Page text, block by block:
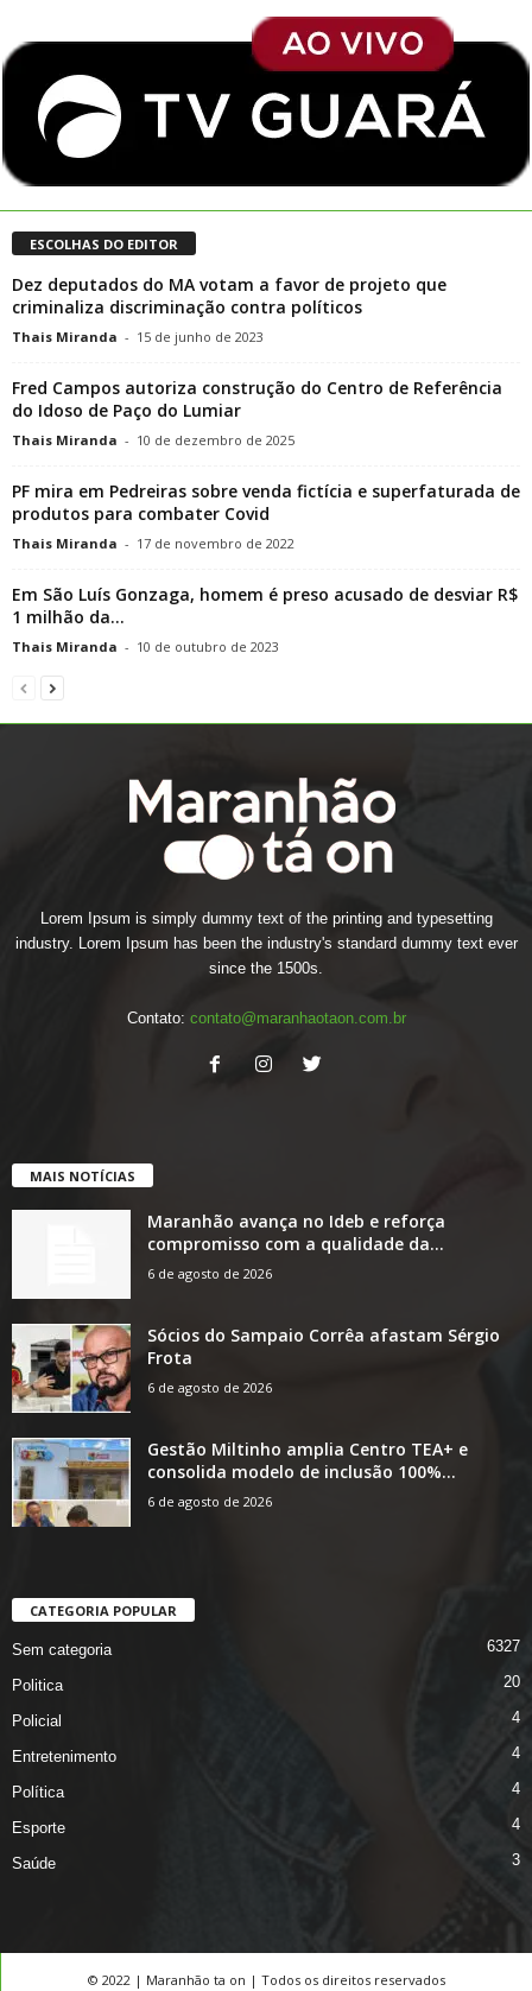
ESCOLHAS DO EDITOR
Dez deputados do MA votam a favor de projeto que
criminaliza discriminação contra políticos
Thais Miranda - 15 de junho de 2023
Fred Campos autoriza construção do Centro de Referência
do Idoso de Paço do Lumiar
Thais Miranda - 10 de dezembro de 2025
PF mira em Pedreiras sobre venda fictícia e superfaturada de
produtos para combater Covid
Thais Miranda - 17 de novembro de 2022
Em São Luís Gonzaga, homem é preso acusado de desviar R$
1 milhão da...
Thais Miranda - 10 de outubro de 2023
Lorem Ipsum is simply dummy text of the printing and typesetting
industry. Lorem Ipsum has been the industry's standard dummy text ever
since the 1500s.
Contato: contato@maranhaotaon.com.br
MAIS NOTÍCIAS
Maranhão avança no Ideb e reforça
compromisso com a qualidade da...
6 de agosto de 2026
Sócios do Sampaio Corrêa afastam Sérgio
Frota
6 de agosto de 2026
Gestão Miltinho amplia Centro TEA+ e
consolida modelo de inclusão 100%...
6 de agosto de 2026
CATEGORIA POPULAR
Sem categoria 6327
Politica 20
Policial 4
Entretenimento 4
Política 4
Esporte 4
Saúde 3
© 2022 | Maranhão ta on | Todos os direitos reservados